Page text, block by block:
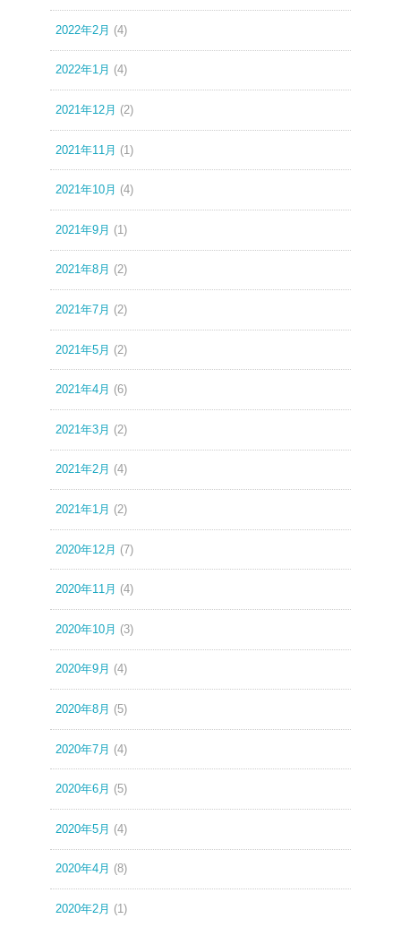
2022年2月 (4)
2022年1月 (4)
2021年12月 (2)
2021年11月 (1)
2021年10月 (4)
2021年9月 (1)
2021年8月 (2)
2021年7月 (2)
2021年5月 (2)
2021年4月 (6)
2021年3月 (2)
2021年2月 (4)
2021年1月 (2)
2020年12月 (7)
2020年11月 (4)
2020年10月 (3)
2020年9月 (4)
2020年8月 (5)
2020年7月 (4)
2020年6月 (5)
2020年5月 (4)
2020年4月 (8)
2020年2月 (1)